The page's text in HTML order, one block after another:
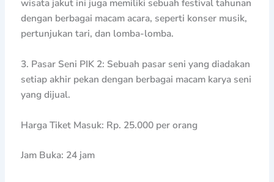
wisata jakut ini juga memiliki sebuah festival tahunan
dengan berbagai macam acara, seperti konser musik,
pertunjukan tari, dan lomba-lomba.
3. Pasar Seni PIK 2: Sebuah pasar seni yang diadakan
setiap akhir pekan dengan berbagai macam karya seni
yang dijual.
Harga Tiket Masuk: Rp. 25.000 per orang
Jam Buka: 24 jam